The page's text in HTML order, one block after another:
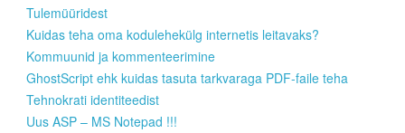
Tulemüüridest
Kuidas teha oma kodulehekülg internetis leitavaks?
Kommuunid ja kommenteerimine
GhostScript ehk kuidas tasuta tarkvaraga PDF-faile teha
Tehnokrati identiteedist
Uus ASP – MS Notepad !!!